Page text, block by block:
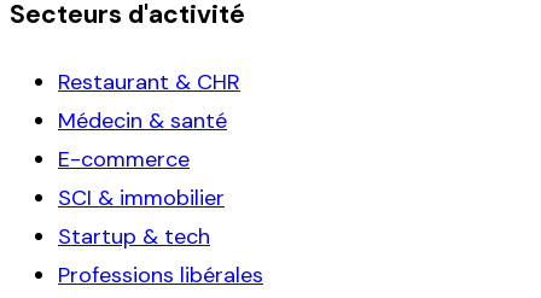
Secteurs d'activité
Restaurant & CHR
Médecin & santé
E-commerce
SCI & immobilier
Startup & tech
Professions libérales